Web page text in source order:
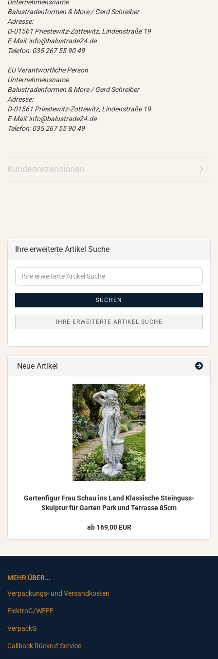
Unternehmensname
Balustradenformen & More / Gerd Schreiber
Adresse:
D-01561 Priestewitz-Zottewitz, Lindenstraße 19
E-Mail: info@balustrade24.de
Telefon: 035 267 55 90 49
EU Verantwortliche Person
Unternehmensname
Balustradenformen & More / Gerd Schreiber
Adresse:
D-01561 Priestewitz-Zottewitz, Lindenstraße 19
E-Mail: info@balustrade24.de
Telefon: 035 267 55 90 49
Kundenrezensionen
Ihre erweiterte Artikel Suche
Ihre
erweiterte
SUCHEN
IHRE ERWEITERTE ARTIKEL SUCHE
Neue Artikel
Gar­ten­fi­gur Frau Schau ins Land Klas­si­sche Steinguss-​
Skulptur für Gar­ten Park und Ter­ras­se 85cm
ab 169,00 EUR
MEHR ÜBER...
Verpackungs- und Versandkosten
ElektroG/WEEE
VerpackG
Callback Rückruf Service